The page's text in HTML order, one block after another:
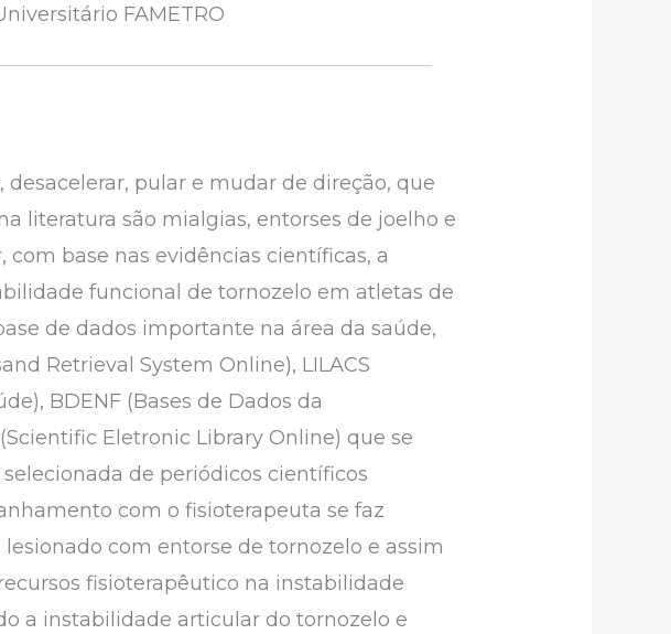
FAMETRO
pular e mudar de direção, que
literatura são mialgias, entorses de joelho e
com base nas evidências científicas, a
funcional de tornozelo em atletas de
de dados importante na área da saúde,
Retrieval System Online), LILACS
BDENF (Bases de Dados da
Eletronic Library Online) que se
de periódicos científicos
com o fisioterapeuta se faz
com entorse de tornozelo e assim
fisioterapêutico na instabilidade
a instabilidade articular do tornozelo e